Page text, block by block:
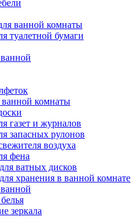
ванной комнаты
туалетной бумаги
комнаты
газет и журналов
запасных рулонов
воздуха
фена
ватных дисков
хранения в ванной комнате
зеркала